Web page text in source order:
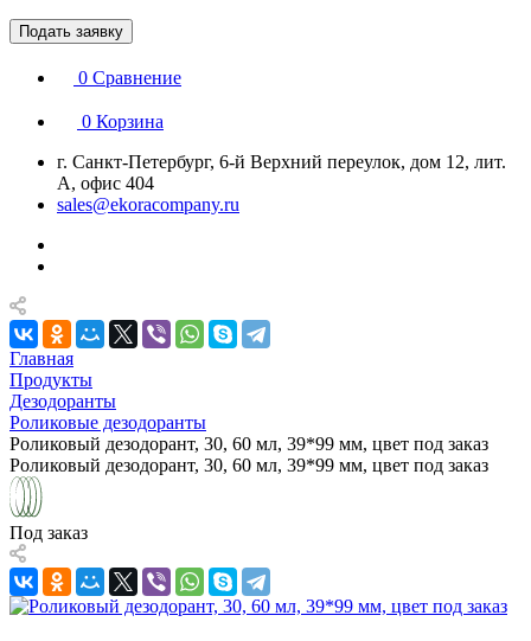
Подать заявку
0 Сравнение
0 Корзина
г. Санкт-Петербург, 6-й Верхний переулок, дом 12, лит.
А, офис 404
sales@ekoracompany.ru
Главная
Продукты
Дезодоранты
Роликовые дезодоранты
Роликовый дезодорант, 30, 60 мл, 39*99 мм, цвет под заказ
Роликовый дезодорант, 30, 60 мл, 39*99 мм, цвет под заказ
Под заказ